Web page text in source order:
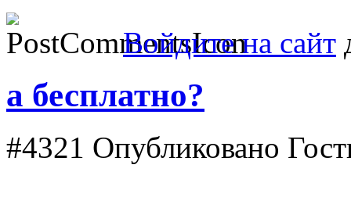
Войдите на сайт
а бесплатно?
#4321 Опубликовано